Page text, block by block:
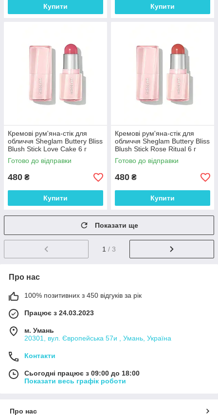
Купити Купити
Кремові рум'яна-стік для
обличчя Sheglam Buttery Bliss
Blush Stick Love Cake 6 г
Готово до відправки
480 ₴
Купити
Кремові рум'яна-стік для
обличчя Sheglam Buttery Bliss
Blush Stick Rose Ritual 6 г
Готово до відправки
480 ₴
Купити
Показати ще
1 / 3
Про нас
100% позитивних з 450 відгуків за рік
Працює з 24.03.2023
м. Умань
20301, вул. Європейська 57и , Умань, Україна
Контакти
Сьогодні працює з 09:00 до 18:00
Показати весь графік роботи
Про нас